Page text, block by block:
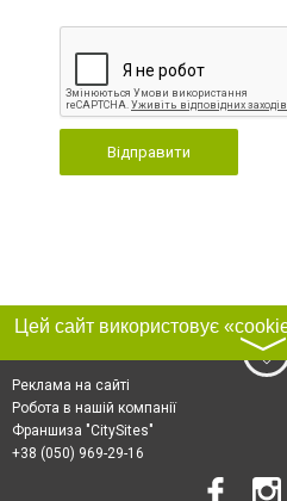
Відправити
〉
Реклама на сайті
Робота в нашій компанії
Франшиза "CitySites"
+38 (050) 969-29-16